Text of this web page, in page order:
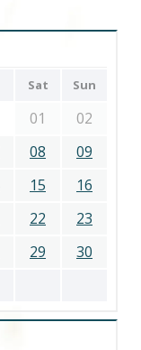
Sat Sun
01
02
08
09
15
16
22
23
29
30